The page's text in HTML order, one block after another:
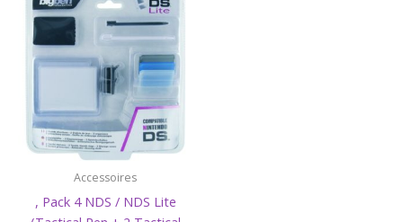
Accessoires
, Pack 4 NDS / NDS Lite